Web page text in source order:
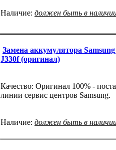
Наличие: должен быть в
Замена аккумулятора
J330f (оригинал)
Качество: Оригинал 100% -
линии сервис центров Samsung.
Наличие: должен быть в